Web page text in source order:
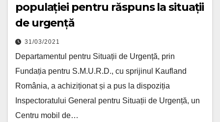
populației pentru răspuns la situații
de urgență
31/03/2021
Departamentul pentru Situații de Urgență, prin
Fundația pentru S.M.U.R.D., cu sprijinul Kaufland
România, a achiziționat și a pus la dispoziția
Inspectoratului General pentru Situații de Urgență, un
Centru mobil de…